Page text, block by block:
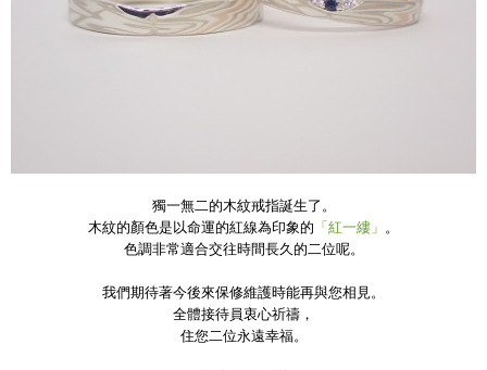
獨一無二的木紋戒指誕生了。
木紋的顏色是以命運的紅線為印象的 「紅一縷」 。
色調非常適合交往時間長久的二位呢。
我們期待著今後來保修維護時能再與您相見。
全體接待員衷心祈禱，
住您二位永遠幸福。